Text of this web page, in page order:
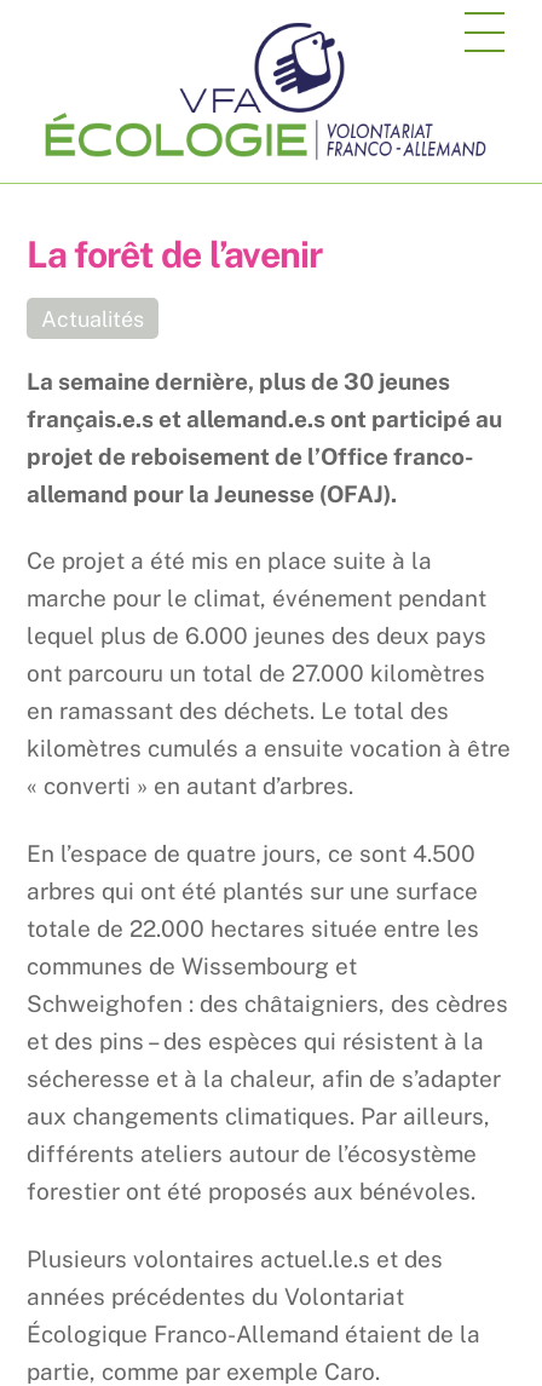
La forêt de l’avenir
Actualités
La semaine dernière, plus de 30 jeunes
français.e.s et allemand.e.s ont participé au
projet de reboisement de l’Office franco-
allemand pour la Jeunesse (OFAJ).
Ce projet a été mis en place suite à la
marche pour le climat, événement pendant
lequel plus de 6.000 jeunes des deux pays
ont parcouru un total de 27.000 kilomètres
en ramassant des déchets. Le total des
kilomètres cumulés a ensuite vocation à être
« converti » en autant d’arbres.
En l’espace de quatre jours, ce sont 4.500
arbres qui ont été plantés sur une surface
totale de 22.000 hectares située entre les
communes de Wissembourg et
Schweighofen : des châtaigniers, des cèdres
et des pins – des espèces qui résistent à la
sécheresse et à la chaleur, afin de s’adapter
aux changements climatiques. Par ailleurs,
différents ateliers autour de l’écosystème
forestier ont été proposés aux bénévoles.
Plusieurs volontaires actuel.le.s et des
années précédentes du Volontariat
Écologique Franco-Allemand étaient de la
partie, comme par exemple Caro.